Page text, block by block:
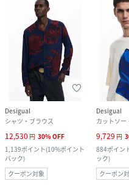
Desigual
シャツ・ブラウス
12,530 円 30%OFF
1,139ポイント(10%ポイント
バック)
クーポン対象
Desigual
カットソー
9,729 円
884ポイン
ック)
クーポン